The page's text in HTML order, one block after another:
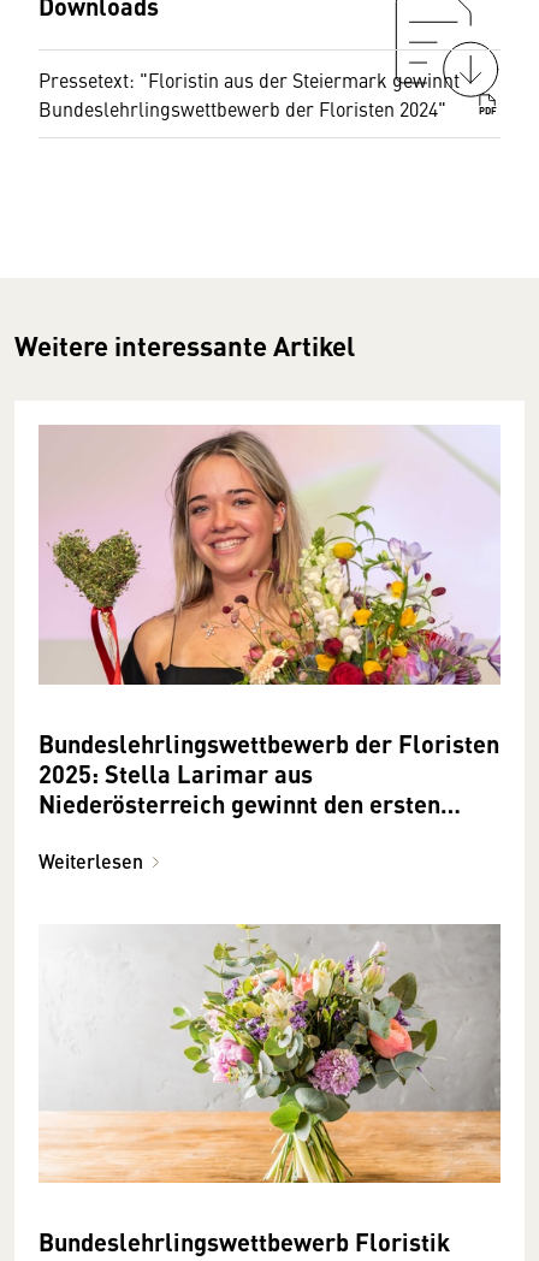
Pressetext: "Floristin aus der Steiermark gewinnt
Bundeslehrlingswettbewerb der Floristen 2024"
PDF
Weitere interessante Artikel
Bundes­lehrlings­wettbewerb der Floristen
2025: Stella Larimar aus
Niederösterreich gewinnt den ersten
Weiterlesen
Bundeslehrlingswettbewerb Floristik